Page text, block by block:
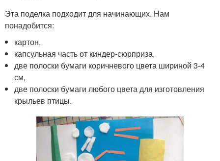
Эта поделка подходит для начинающих. Нам
понадобится:
картон,
капсульная часть от киндер-сюрприза,
две полоски бумаги коричневого цвета шириной 3-4
см,
две полоски бумаги любого цвета для изготовления
крыльев птицы.